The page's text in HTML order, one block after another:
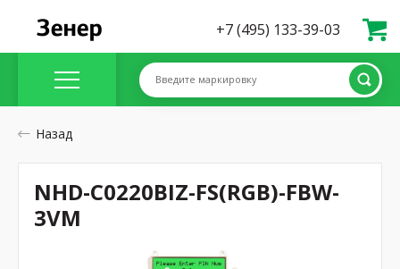
+7 (495) 133-39-03
Введите маркировку
Назад
NHD-C0220BIZ-FS(RGB)-FBW-
3VM